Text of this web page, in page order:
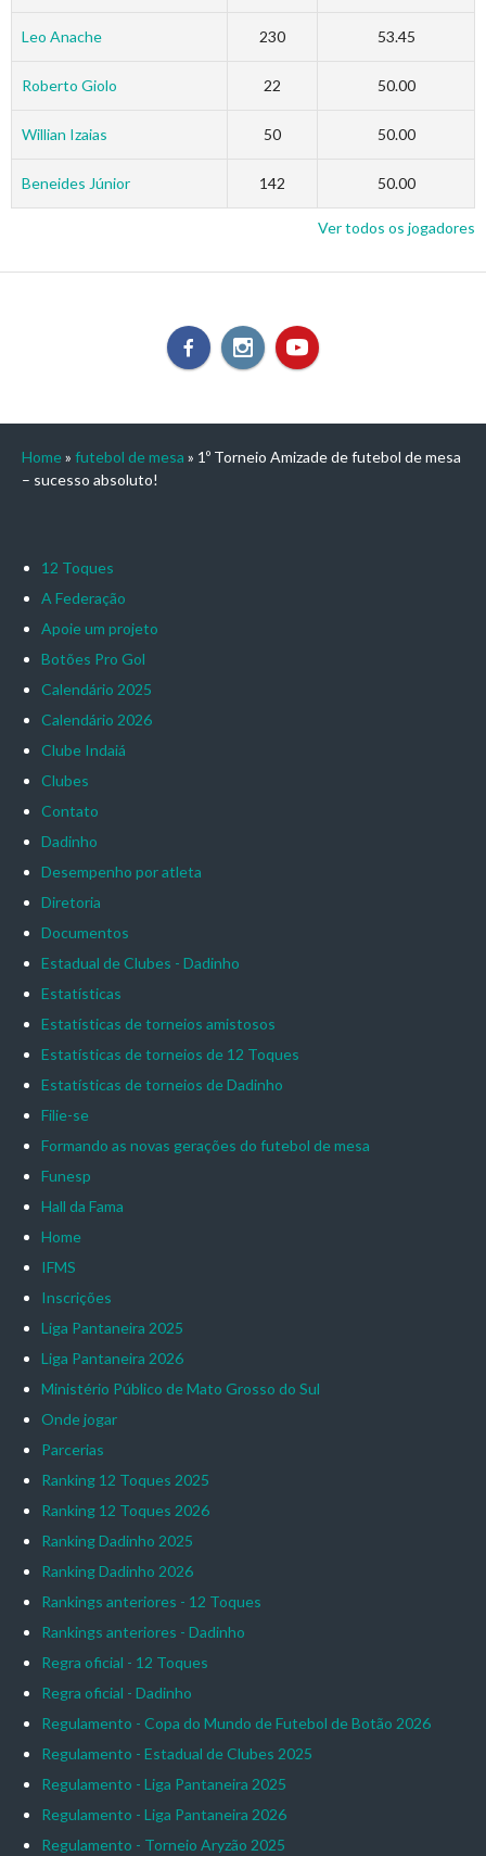
Leo Anache 230 53.45
Roberto Giolo 22 50.00
Willian Izaias 50 50.00
Beneides Júnior 142 50.00
Ver todos os jogadores
Home » futebol de mesa » 1º Torneio Amizade de futebol de mesa
– sucesso absoluto!
12 Toques
A Federação
Apoie um projeto
Botões Pro Gol
Calendário 2025
Calendário 2026
Clube Indaiá
Clubes
Contato
Dadinho
Desempenho por atleta
Diretoria
Documentos
Estadual de Clubes - Dadinho
Estatísticas
Estatísticas de torneios amistosos
Estatísticas de torneios de 12 Toques
Estatísticas de torneios de Dadinho
Filie-se
Formando as novas gerações do futebol de mesa
Funesp
Hall da Fama
Home
IFMS
Inscrições
Liga Pantaneira 2025
Liga Pantaneira 2026
Ministério Público de Mato Grosso do Sul
Onde jogar
Parcerias
Ranking 12 Toques 2025
Ranking 12 Toques 2026
Ranking Dadinho 2025
Ranking Dadinho 2026
Rankings anteriores - 12 Toques
Rankings anteriores - Dadinho
Regra oficial - 12 Toques
Regra oficial - Dadinho
Regulamento - Copa do Mundo de Futebol de Botão 2026
Regulamento - Estadual de Clubes 2025
Regulamento - Liga Pantaneira 2025
Regulamento - Liga Pantaneira 2026
Regulamento - Torneio Aryzão 2025